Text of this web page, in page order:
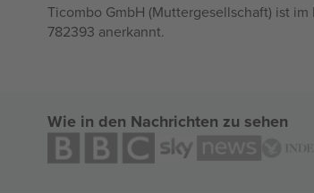
Ticombo GmbH (Muttergesellschaft) ist
782393 anerkannt.
Wie in den Nachrichten zu sehen